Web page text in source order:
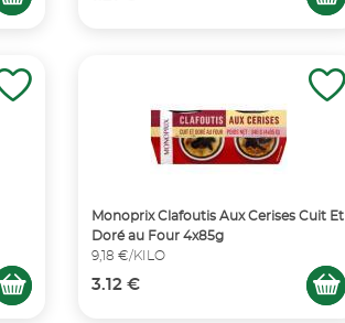
Monoprix Clafoutis Aux Cerises Cuit Et
Doré au Four 4x85g
9,18 €/KILO
3.12 €